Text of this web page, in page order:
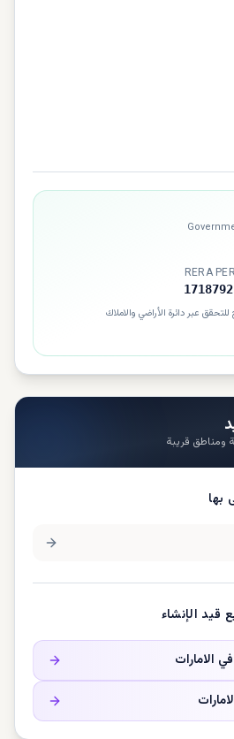
RERA
عبر دائرة الأراضي والاملاك
قريبة
قيد الإنشاء
الامارات